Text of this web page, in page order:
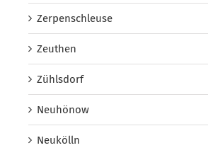
Zerpenschleuse
Zeuthen
Zühlsdorf
Neuhönow
Neukölln